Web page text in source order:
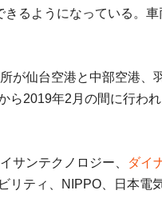
るようになっている。
が仙台空港と中部空港、
ら2019年2月の間に行わ
サンテクノロジー、 ダイ
リティ、NIPPO、日本電